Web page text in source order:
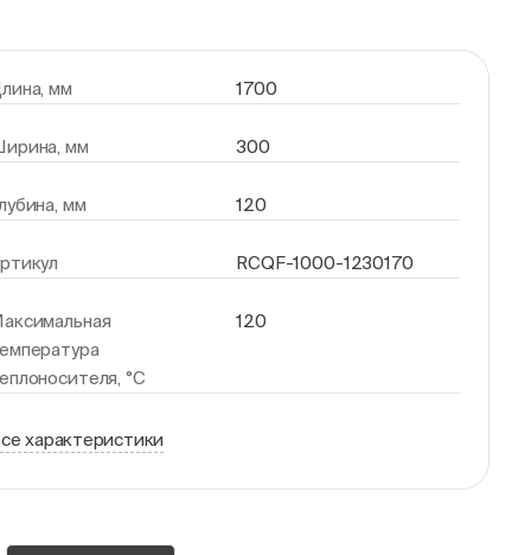
мм 1700
мм 300
мм 120
RCQF-1000-1230170
°С
120
характеристики